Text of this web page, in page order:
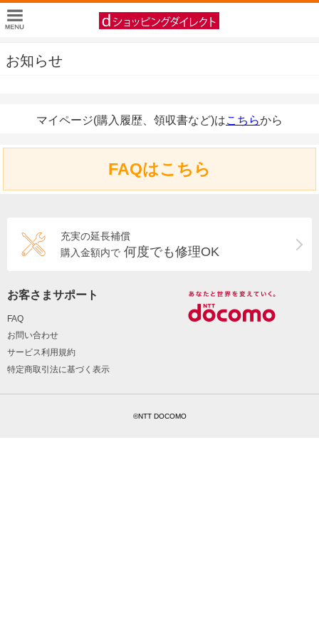
お知らせ
マイページ(購入履歴、領収書など)はこちらから
FAQはこちら
充実の延長補償
購入金額内で 何度でも修理OK
お客さまサポート
FAQ
お問い合わせ
サービス利用規約
特定商取引法に基づく表示
©NTT DOCOMO